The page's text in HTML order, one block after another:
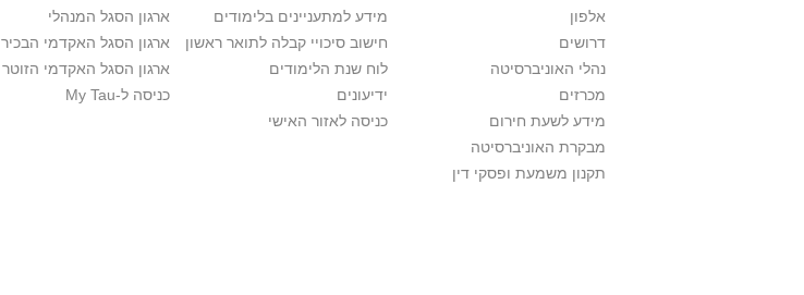
אלפון
דרושים
נהלי האוניברסיטה
מכרזים
מידע לשעת חירום
מבקרת האוניברסיטה
תקנון משמעת ופסקי דין
מידע למתעניינים בלימודים
חישוב סיכויי קבלה לתואר ראשון
לוח שנת הלימודים
ידיעונים
כניסה לאזור האישי
ארגון הסגל המנהלי
ארגון הסגל האקדמי הבכיר
ארגון הסגל האקדמי הזוטר
כניסה ל-My Tau